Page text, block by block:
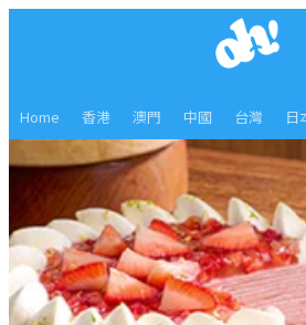
Home 香港 澳門 中國 台灣 日